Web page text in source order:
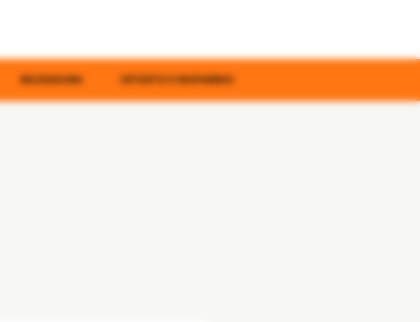
RECENSIONI OFFERTE E RISPARMIO